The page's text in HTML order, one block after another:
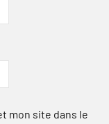
mon site dans le